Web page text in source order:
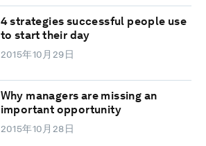
4 strategies successful people use
to start their day
2015年10月29日
Why managers are missing an
important opportunity
2015年10月28日